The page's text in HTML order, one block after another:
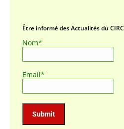
Être informé des Actualités du CIRC
Nom*
Email*